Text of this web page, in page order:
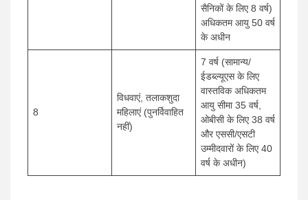
सैनिकों के लिए 8 वर्ष)
अधिकतम आयु 50 वर्ष
के अधीन
8
विधवाएं, तलाकशुदा
महिलाएं (पुनर्विवाहित
नहीं)
7 वर्ष (सामान्य/
ईडब्ल्यूएस के लिए
वास्तविक अधिकतम
आयु सीमा 35 वर्ष,
ओबीसी के लिए 38 वर्ष
और एससी/एसटी
उम्मीदवारों के लिए 40
वर्ष के अधीन)